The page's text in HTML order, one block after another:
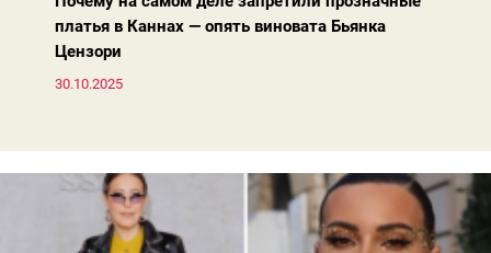
платья в Каннах — опять виновата Бьянка
Цензори
30.10.2025